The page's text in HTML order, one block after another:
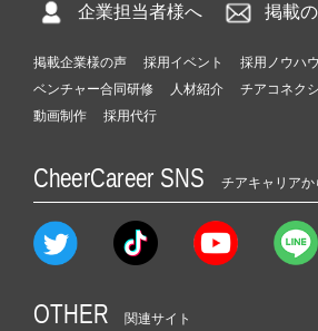
企業担当者様へ 掲載
掲載企業様の声 採用イベント 採用ノウハウ
ベンチャー合同研修
人材紹介 チアコネク
動画制作
採用代行
CheerCareer SNS チアキャリアか
OTHER 関連サイト